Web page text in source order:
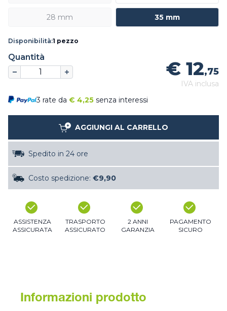
28 mm 35 mm
Disponibilità:1 pezzo
Quantità
€ 12,75
IVA inclusa
3 rate da € 4,25 senza interessi
AGGIUNGI AL CARRELLO
Spedito in 24 ore
Costo spedizione: €9,90
ASSISTENZA
ASSICURATA
TRASPORTO
ASSICURATO
2 ANNI
GARANZIA
PAGAMENTO
SICURO
Informazioni prodotto